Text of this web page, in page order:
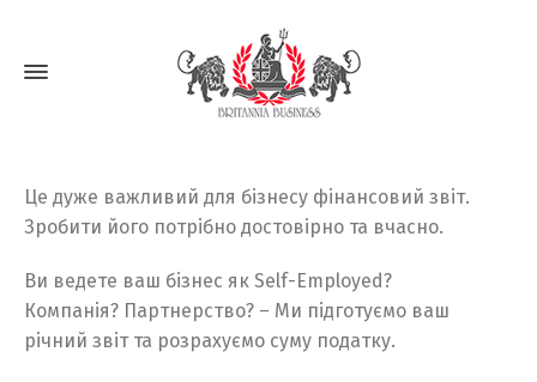
Це дуже важливий для бізнесу фінансовий звіт.
Зробити його потрібно достовірно та вчасно.
Ви ведете ваш бізнес як Self-Employed?
Компанія? Партнерство? – Ми підготуємо ваш
річний звіт та розрахуємо суму податку.